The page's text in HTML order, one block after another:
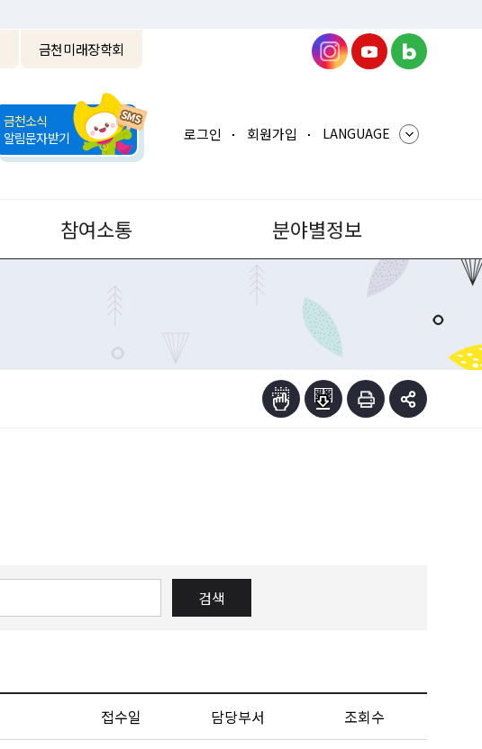
금천미래장학회
금천소식
알림문자받기
로그인 회원가입 LANGUAGE
참여소통 분야별정보
검색
접수일 담당부서 조회수